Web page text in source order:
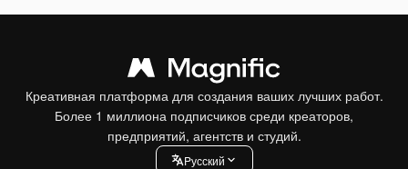
Креативная платформа для создания ваших лучших работ.
Более 1 миллиона подписчиков среди креаторов,
предприятий, агентств и студий.
Pусский